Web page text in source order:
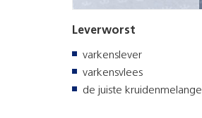
Leverworst
varkenslever
varkensvlees
de juiste kruidenmelange